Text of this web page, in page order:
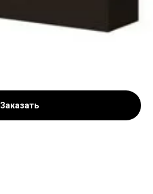
Заказать